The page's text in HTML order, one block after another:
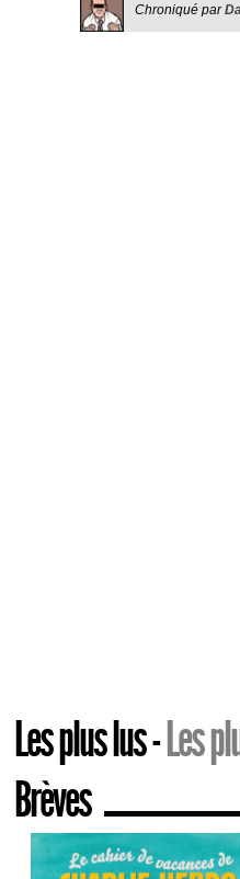
Chroniqué par
Les plus lus Les
Brèves